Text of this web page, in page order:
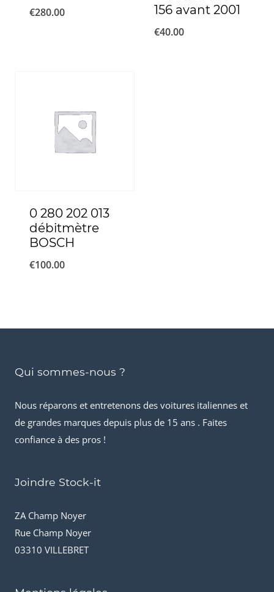
€280.00
156 avant 2001
€40.00
0 280 202 013
débitmètre
BOSCH
€100.00
Qui sommes-nous ?
Nous réparons et entretenons des voitures italiennes et
de grandes marques depuis plus de 15 ans . Faites
confiance à des pros !
Joindre Stock-it
ZA Champ Noyer
Rue Champ Noyer
03310 VILLEBRET